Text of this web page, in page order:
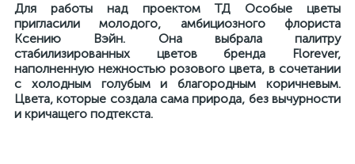
Для работы над проектом ТД Особые цветы
пригласили молодого, амбициозного флориста
Ксению Вэйн. Она выбрала палитру
стабилизированных цветов бренда Florever,
наполненную нежностью розового цвета, в сочетании
с холодным голубым и благородным коричневым.
Цвета, которые создала сама природа, без вычурности
и кричащего подтекста.